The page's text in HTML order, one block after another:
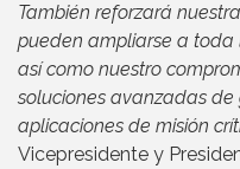
También reforzará
pueden ampliarse a toda
así como nuestro
soluciones avanzadas
aplicaciones de misión
Vicepresidente y